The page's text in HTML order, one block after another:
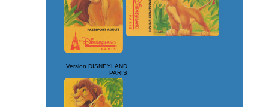
VersionDISNEYLAND
PARIS